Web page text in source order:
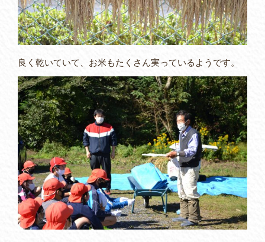
良く乾いていて、お米もたくさん実っているようです。